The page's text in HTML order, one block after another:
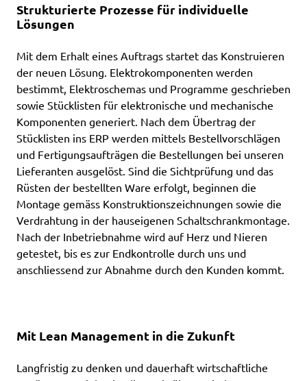
Strukturierte Prozesse für individuelle
Lösungen
Mit dem Erhalt eines Auftrags startet das Konstruieren
der neuen Lösung. Elektrokomponenten werden
bestimmt, Elektroschemas und Programme geschrieben
sowie Stücklisten für elektronische und mechanische
Komponenten generiert. Nach dem Übertrag der
Stücklisten ins ERP werden mittels Bestellvorschlägen
und Fertigungsaufträgen die Bestellungen bei unseren
Lieferanten ausgelöst. Sind die Sichtprüfung und das
Rüsten der bestellten Ware erfolgt, beginnen die
Montage gemäss Konstruktionszeichnungen sowie die
Verdrahtung in der hauseigenen Schaltschrankmontage.
Nach der Inbetriebnahme wird auf Herz und Nieren
getestet, bis es zur Endkontrolle durch uns und
anschliessend zur Abnahme durch den Kunden kommt.
Mit Lean Management in die Zukunft
Langfristig zu denken und dauerhaft wirtschaftliche